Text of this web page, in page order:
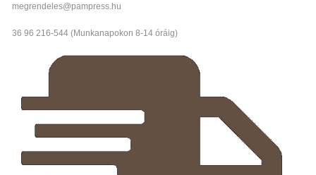
megrendeles@pampress.hu
36 96 216-544 (Munkanapokon 8-14 óráig)